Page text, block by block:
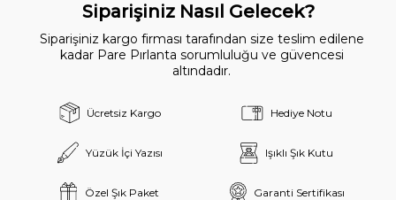
Siparişiniz Nasıl Gelecek?
Siparişiniz kargo firması tarafından size teslim edilene
kadar Pare Pırlanta sorumluluğu ve güvencesi
altındadır.
Ücretsiz Kargo Hediye Notu
Yüzük İçi Yazısı Işıklı Şık Kutu
Özel Şık Paket Garanti Sertifikası